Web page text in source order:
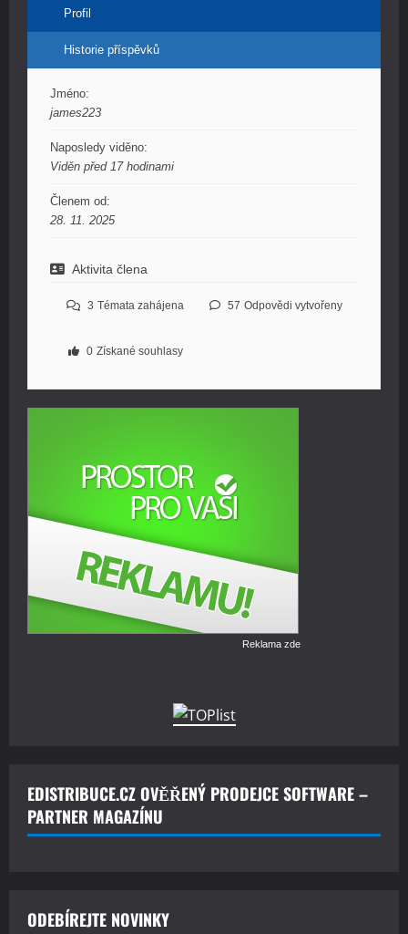
Profil
Historie příspěvků
Jméno:
james223
Naposledy viděno:
Viděn před 17 hodinami
Členem od:
28. 11. 2025
Aktivita člena
3 Témata zahájena 57 Odpovědi vytvořeny
0 Získané souhlasy
Reklama zde
EDISTRIBUCE.CZ OVĚŘENÝ PRODEJCE SOFTWARE –
PARTNER MAGAZÍNU
ODEBÍREJTE NOVINKY